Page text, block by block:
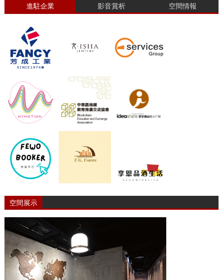
進駐企業 影音賞析 空間情報
空間展示